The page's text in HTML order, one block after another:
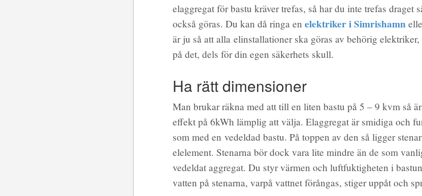
elaggregat för bastu kräver trefas, så har du inte trefas draget
också göras. Du kan då ringa en elektriker i Simrishamn
är ju så att alla elinstallationer ska göras av behörig
på det, dels för din egen säkerhets skull.
Ha rätt dimensioner
Man brukar räkna med att till en liten bastu på 5 – 9 kvm så
effekt på 6kWh lämplig att välja. Elaggregat är smidiga och
som med en vedeldad bastu. På toppen av den så ligger
elelement. Stenarna bör dock vara lite mindre än de som
vedeldat aggregat. Du styr värmen och luftfuktigheten i
vatten på stenarna, varpå vattnet förångas, stiger uppåt och